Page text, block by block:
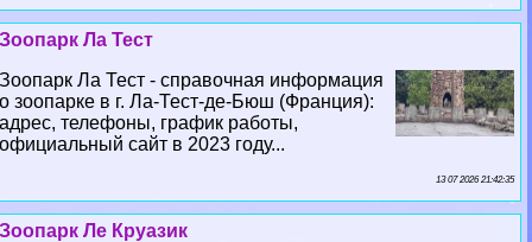
Зоопарк Ла Тест
Зоопарк Ла Тест - справочная информация
о зоопарке в г. Ла-Тест-де-Бюш (Франция):
адрес, телефоны, график работы,
официальный сайт в 2023 году...
13 07 2026 21:42:35
Зоопарк Ле Круазик